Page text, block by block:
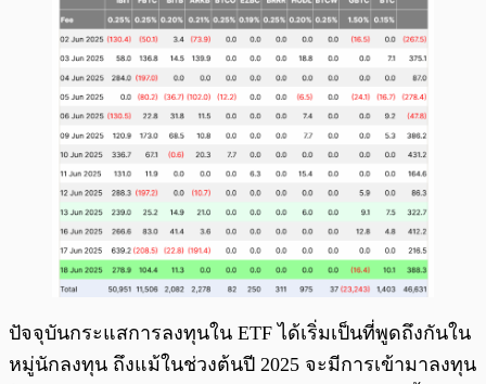
ปัจจุบันกระแสการลงทุนใน ETF ได้เริ่มเป็นที่พูดถึงกันใน
หมู่นักลงทุน ถึงแม้ในช่วงต้นปี 2025 จะมีการเข้ามาลงทุน